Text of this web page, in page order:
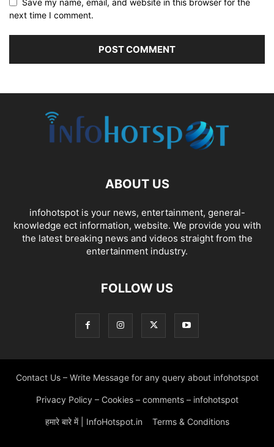
next time I comment.
ABOUT US
infohotspot is your news, entertainment, general-
knowledge ect information, website. We provide you with
the latest breaking news and videos straight from the
entertainment industry.
FOLLOW US
Contact Us – Write Message for any query about infohotspot
Privacy Policy – Cookies – comments – infohotspot
हमारे बारे में | InfoHotspot.in Terms & Conditions